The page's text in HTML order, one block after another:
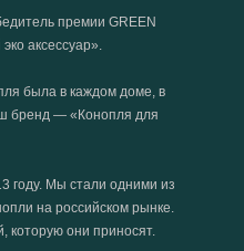
премии GREEN
аксессуар».
была в каждом доме, в
бренд — «Конопля для
году. Мы стали одними из
на российском рынке.
которую они приносят.